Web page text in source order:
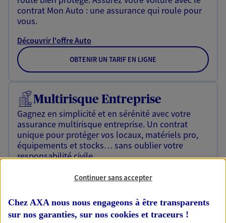
contrat Mon Auto : une assurance qui roule pour
vous.
Découvrir l'offre Auto
OBTENIR UN TARIF EN LIGNE
Multirisque Entreprise
Gagnez en simplicité et en sérénité avec votre
assurance multirisque entreprise. Un contrat
unique pour protéger vos locaux, matériels pro,
équipements et stocks… sans oublier votre
responsabilité civile.
Découvrir l'offre Multirisque Entreprise
Continuer sans accepter
Chez AXA nous nous engageons à être transparents
sur nos garanties, sur nos cookies et traceurs !